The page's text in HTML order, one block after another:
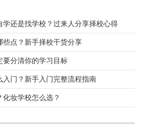
学还是找学校？过来人分享择校心得
些点？新手择校干货分享
要分清你的学习目标
入门？新手入门完整流程指南
妆学校怎么选？